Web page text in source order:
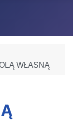
WŁASNĄ